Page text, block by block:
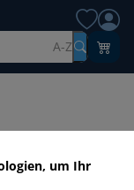
A-Z
um Ihr